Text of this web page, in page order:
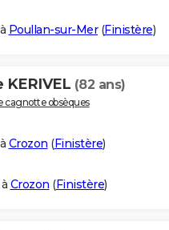
Poullan-sur-Mer(Finistère)
KERIVEL (82 ans)
cagnotte obsèques
Crozon (Finistère)
Crozon (Finistère)